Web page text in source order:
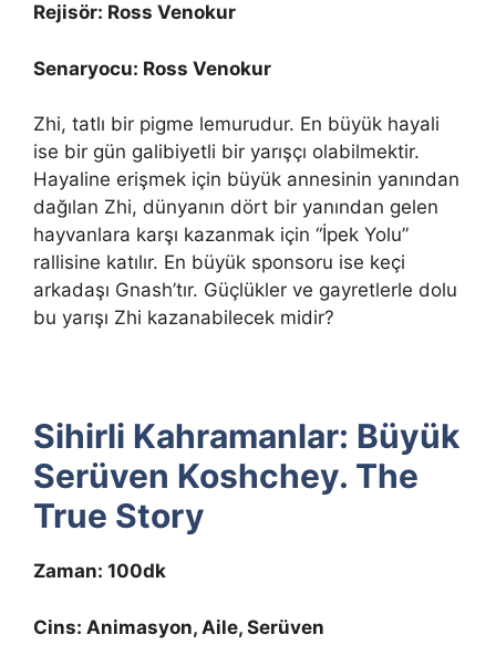
Rejisör: Ross Venokur
Senaryocu: Ross Venokur
Zhi, tatlı bir pigme lemurudur. En büyük hayali
ise bir gün galibiyetli bir yarışçı olabilmektir.
Hayaline erişmek için büyük annesinin yanından
dağılan Zhi, dünyanın dört bir yanından gelen
hayvanlara karşı kazanmak için “İpek Yolu”
rallisine katılır. En büyük sponsoru ise keçi
arkadaşı Gnash’tır. Güçlükler ve gayretlerle dolu
bu yarışı Zhi kazanabilecek midir?
Sihirli Kahramanlar: Büyük
Serüven Koshchey. The
True Story
Zaman: 100dk
Cins: Animasyon, Aile, Serüven